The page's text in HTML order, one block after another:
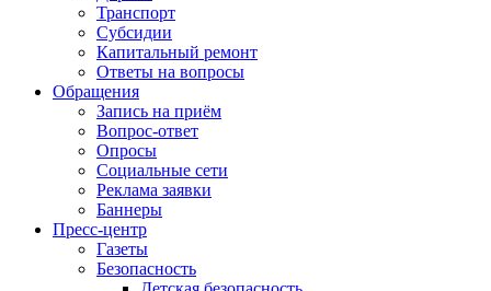
Транспорт
Субсидии
Капитальный ремонт
Ответы на вопросы
Обращения
Запись на приём
Вопрос-ответ
Опросы
Социальные сети
Реклама заявки
Баннеры
Пресс-центр
Газеты
Безопасность